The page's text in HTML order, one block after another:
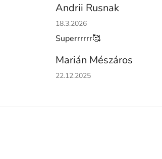
Andrii Rusnak
Hodnotenie obchodu je 5 z 5
18.3.2026
Superrrrrr🥰
Marián Mészáros
Hodnotenie obchodu je 5 z 5
22.12.2025